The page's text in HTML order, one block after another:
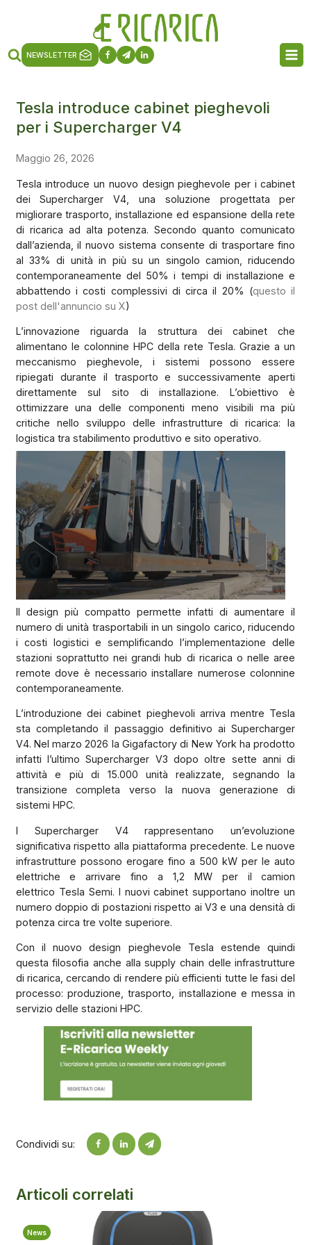
NEWSLETTER
Tesla introduce cabinet pieghevoli
per i Supercharger V4
Maggio 26, 2026
Tesla introduce un nuovo design pieghevole per i cabinet
dei Supercharger V4, una soluzione progettata per
migliorare trasporto, installazione ed espansione della rete
di ricarica ad alta potenza. Secondo quanto comunicato
dall’azienda, il nuovo sistema consente di trasportare fino
al 33% di unità in più su un singolo camion, riducendo
contemporaneamente del 50% i tempi di installazione e
abbattendo i costi complessivi di circa il 20% (questo il
post dell'annuncio su X)
L’innovazione riguarda la struttura dei cabinet che
alimentano le colonnine HPC della rete Tesla. Grazie a un
meccanismo pieghevole, i sistemi possono essere
ripiegati durante il trasporto e successivamente aperti
direttamente sul sito di installazione. L’obiettivo è
ottimizzare una delle componenti meno visibili ma più
critiche nello sviluppo delle infrastrutture di ricarica: la
logistica tra stabilimento produttivo e sito operativo.
Il design più compatto permette infatti di aumentare il
numero di unità trasportabili in un singolo carico, riducendo
i costi logistici e semplificando l’implementazione delle
stazioni soprattutto nei grandi hub di ricarica o nelle aree
remote dove è necessario installare numerose colonnine
contemporaneamente.
L’introduzione dei cabinet pieghevoli arriva mentre Tesla
sta completando il passaggio definitivo ai Supercharger
V4. Nel marzo 2026 la Gigafactory di New York ha prodotto
infatti l’ultimo Supercharger V3 dopo oltre sette anni di
attività e più di 15.000 unità realizzate, segnando la
transizione completa verso la nuova generazione di
sistemi HPC.
I Supercharger V4 rappresentano un’evoluzione
significativa rispetto alla piattaforma precedente. Le nuove
infrastrutture possono erogare fino a 500 kW per le auto
elettriche e arrivare fino a 1,2 MW per il camion
elettrico Tesla Semi. I nuovi cabinet supportano inoltre un
numero doppio di postazioni rispetto ai V3 e una densità di
potenza circa tre volte superiore.
Con il nuovo design pieghevole Tesla estende quindi
questa filosofia anche alla supply chain delle infrastrutture
di ricarica, cercando di rendere più efficienti tutte le fasi del
processo: produzione, trasporto, installazione e messa in
servizio delle stazioni HPC.
Condividi su:
Articoli correlati
News